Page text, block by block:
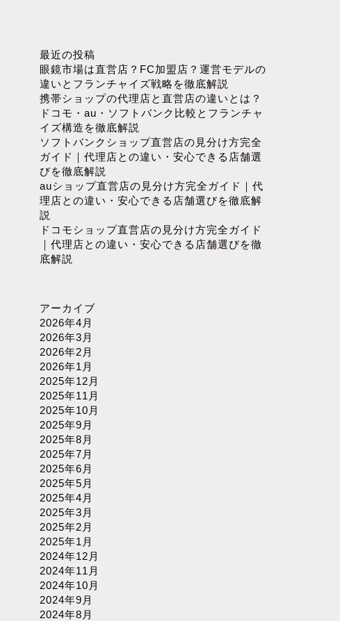
最近の投稿
眼鏡市場は直営店？FC加盟店？運営モデルの
違いとフランチャイズ戦略を徹底解説
携帯ショップの代理店と直営店の違いとは？
ドコモ・au・ソフトバンク比較とフランチャ
イズ構造を徹底解説
ソフトバンクショップ直営店の見分け方完全
ガイド｜代理店との違い・安心できる店舗選
びを徹底解説
auショップ直営店の見分け方完全ガイド｜代
理店との違い・安心できる店舗選びを徹底解
説
ドコモショップ直営店の見分け方完全ガイド
｜代理店との違い・安心できる店舗選びを徹
底解説
アーカイブ
2026年4月
2026年3月
2026年2月
2026年1月
2025年12月
2025年11月
2025年10月
2025年9月
2025年8月
2025年7月
2025年6月
2025年5月
2025年4月
2025年3月
2025年2月
2025年1月
2024年12月
2024年11月
2024年10月
2024年9月
2024年8月